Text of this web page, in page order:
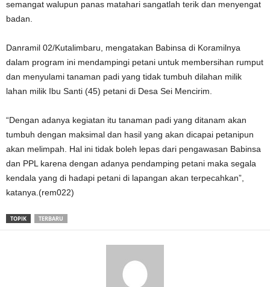
semangat walupun panas matahari sangatlah terik dan menyengat
badan.
Danramil 02/Kutalimbaru, mengatakan Babinsa di Koramilnya
dalam program ini mendampingi petani untuk membersihan rumput
dan menyulami tanaman padi yang tidak tumbuh dilahan milik
lahan milik Ibu Santi (45) petani di Desa Sei Mencirim.
“Dengan adanya kegiatan itu tanaman padi yang ditanam akan
tumbuh dengan maksimal dan hasil yang akan dicapai petanipun
akan melimpah. Hal ini tidak boleh lepas dari pengawasan Babinsa
dan PPL karena dengan adanya pendamping petani maka segala
kendala yang di hadapi petani di lapangan akan terpecahkan”,
katanya.(rem022)
TOPIK TERBARU